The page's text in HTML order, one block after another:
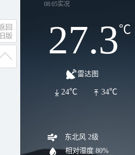
08:05实况
27.3℃
雷达图
34℃
24℃
东北风 2级
相对湿度 80%